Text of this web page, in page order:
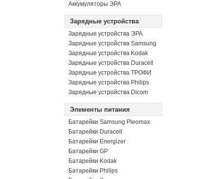
Аккумуляторы ЭРА
Зарядные устройства
Зарядные устройства ЭРА
Зарядные устройства Samsung
Зарядные устройства Kodak
Зарядные устройства Duracell
Зарядные устройства ТРОФИ
Зарядные устройства Philips
Зарядные устройства Dicom
Элементы питания
Батарейки Samsung Pleomax
Батарейки Duracell
Батарейки Energizer
Батарейки GP
Батарейки Kodak
Батарейки Philips